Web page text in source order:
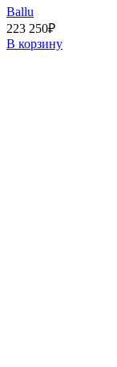
Ballu
223 250₽
В корзину